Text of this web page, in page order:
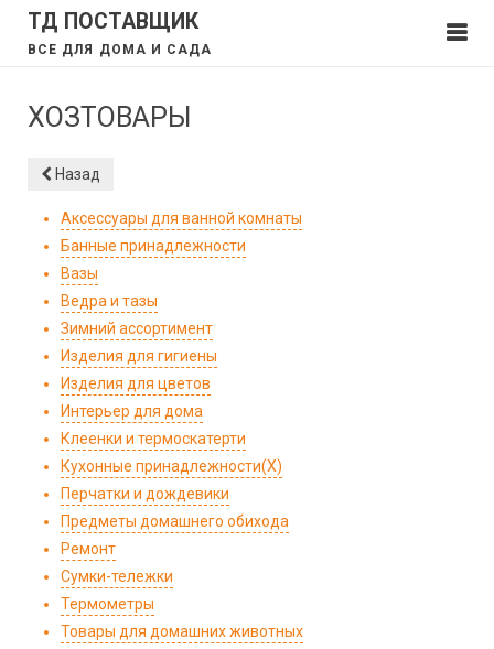
ТД ПОСТАВЩИК
ВСЕ ДЛЯ ДОМА И САДА
ХОЗТОВАРЫ
Назад
Аксессуары для ванной комнаты
Банные принадлежности
Вазы
Ведра и тазы
Зимний ассортимент
Изделия для гигиены
Изделия для цветов
Интерьер для дома
Клеенки и термоскатерти
Кухонные принадлежности(Х)
Перчатки и дождевики
Предметы домашнего обихода
Ремонт
Сумки-тележки
Термометры
Товары для домашних животных